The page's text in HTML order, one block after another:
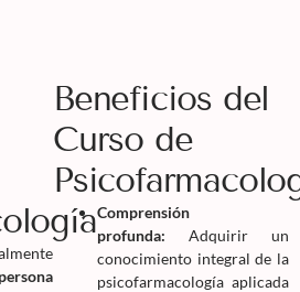
Beneficios del
Curso de
Comprensión
profunda: Adquirir un
conocimiento integral de la
psicofarmacología aplicada